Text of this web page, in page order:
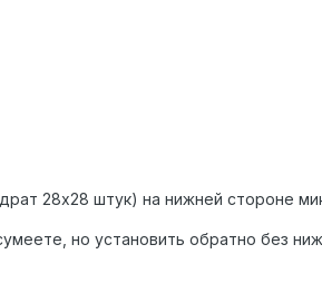
28х28 штук) на нижней стороне
но установить обратно без